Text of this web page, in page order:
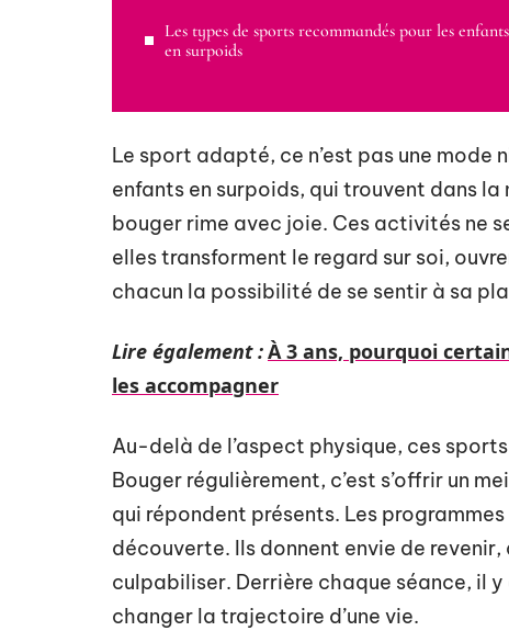
Les types de sports recommandés pour les enfants
en surpoids
Le sport adapté, ce n’est pas une mode
enfants en surpoids, qui trouvent dans
bouger rime avec joie. Ces activités ne
elles transforment le regard sur soi,
chacun la possibilité de se sentir à sa
Lire également :À 3 ans, pourquoi
les accompagner
Au-delà de l’aspect physique, ces
Bouger régulièrement, c’est s’offrir un
qui répondent présents. Les
découverte. Ils donnent envie de revenir,
culpabiliser. Derrière chaque séance, il
changer la trajectoire d’une vie.